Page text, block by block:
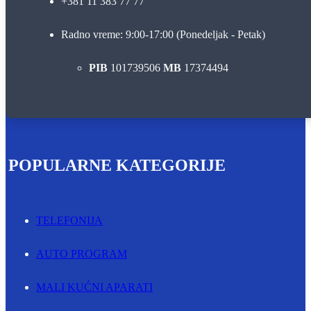
Radno vreme: 9:00-17:00 (Ponedeljak - Petak)
PIB 101739506 MB 17374494
POPULARNE KATEGORIJE
TELEFONIJA
AUTO PROGRAM
MALI KUĆNI APARATI